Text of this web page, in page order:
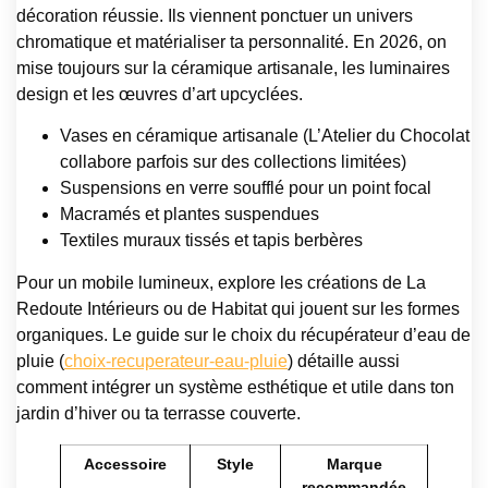
décoration réussie. Ils viennent ponctuer un univers
chromatique et matérialiser ta personnalité. En 2026, on
mise toujours sur la céramique artisanale, les luminaires
design et les œuvres d’art upcyclées.
Vases en céramique artisanale (L’Atelier du Chocolat
collabore parfois sur des collections limitées)
Suspensions en verre soufflé pour un point focal
Macramés et plantes suspendues
Textiles muraux tissés et tapis berbères
Pour un mobile lumineux, explore les créations de La
Redoute Intérieurs ou de Habitat qui jouent sur les formes
organiques. Le guide sur le choix du récupérateur d’eau de
pluie (choix-recuperateur-eau-pluie) détaille aussi
comment intégrer un système esthétique et utile dans ton
jardin d’hiver ou ta terrasse couverte.
Accessoire Style
Marque